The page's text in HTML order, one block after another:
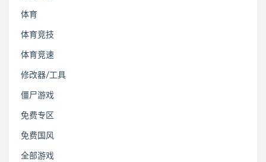
体育
体育竞技
体育竞速
修改器/工具
僵尸游戏
免费专区
免费国风
全部游戏